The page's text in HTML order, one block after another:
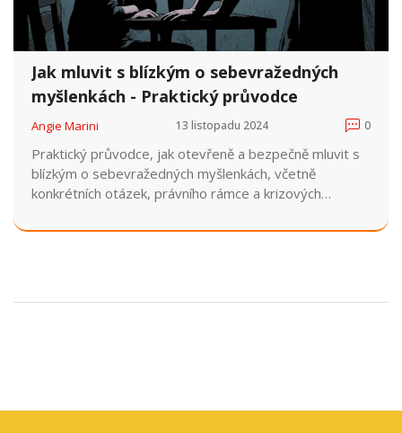
Jak mluvit s blízkým o sebevražedných
myšlenkách - Praktický průvodce
Angie Marini 13 listopadu 2024 0
Praktický průvodce, jak otevřeně a bezpečně mluvit s
blízkým o sebevražedných myšlenkách, včetně
konkrétních otázek, právního rámce a krizových